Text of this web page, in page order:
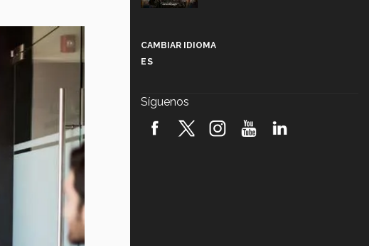
robótica FIRST 2026! (video)
CAMBIAR IDIOMA
ES
Síguenos